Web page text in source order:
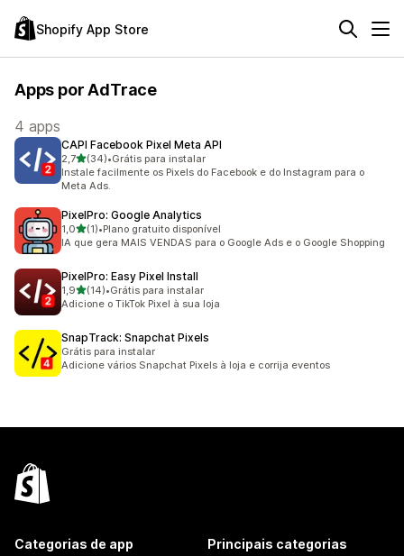
Shopify App Store
Apps por AdTrace
4 apps
CAPI Facebook Pixel Meta API
2,7de 5 estrelas
(34)
34 avaliações ao todo
•Grátis para instalar
Instale facilmente os Pixels do Facebook e do Instagram para o
Meta Ads.
PixelPro: Google Analytics
1,0de 5 estrelas
(1)
1 avaliações ao todo
•Plano gratuito disponível
IA que gera MAIS VENDAS para o Google Ads e o Google Shopping
PixelPro: Easy Pixel Install
1,9de 5 estrelas
(14)
14 avaliações ao todo
•Grátis para instalar
Adicione o TikTok Pixel à sua loja
SnapTrack: Snapchat Pixels
Grátis para instalar
Adicione vários Snapchat Pixels à loja e corrija eventos
Categorias de app Principais categorias